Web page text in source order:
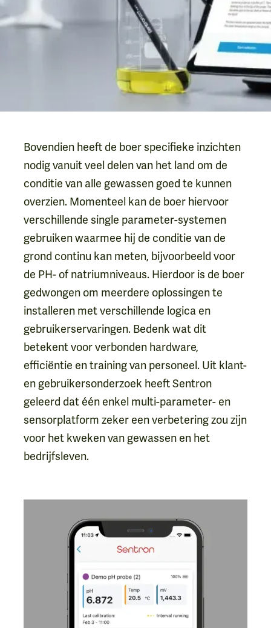
Bovendien heeft de boer specifieke inzichten
nodig vanuit veel delen van het land om de
conditie van alle gewassen goed te kunnen
overzien. Momenteel kan de boer hiervoor
verschillende single parameter-systemen
gebruiken waarmee hij de conditie van de
grond continu kan meten, bijvoorbeeld voor
de PH- of natriumniveaus. Hierdoor is de boer
gedwongen om meerdere oplossingen te
installeren met verschillende logica en
gebruikerservaringen. Bedenk wat dit
betekent voor verbonden hardware,
efficiëntie en training van personeel. Uit klant-
en gebruikersonderzoek heeft Sentron
geleerd dat één enkel multi-parameter- en
sensorplatform zeker een verbetering zou zijn
voor het kweken van gewassen en het
bedrijfsleven.